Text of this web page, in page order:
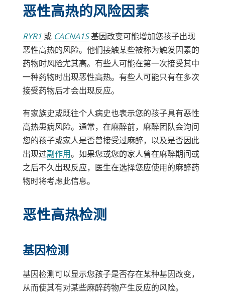
开
开
恶性高热的风险因素
RYR1链
接
在
新
窗
中
打
开
或 CACNA1S链
接
在
新
窗
中
打
开
基因改变可能增加您孩子出现
恶性高热的风险。他们接触某些被称为触发因素的
药物时风险尤其高。有些人可能在第一次接受其中
一种药物时出现恶性高热。有些人可能只有在多次
接受药物后才会出现反应。
有家族史或既往个人病史也表示您的孩子具有恶性
高热患病风险。通常，在麻醉前，麻醉团队会询问
您的孩子或家人是否曾接受过麻醉，以及是否因此
出现过副作用。如果您或您的家人曾在麻醉期间或
之后不久出现反应，医生在选择您应使用的麻醉药
物时将考虑此信息。
恶性高热检测
基因检测
基因检测可以显示您孩子是否存在某种基因改变，
从而使其有对某些麻醉药物产生反应的风险。